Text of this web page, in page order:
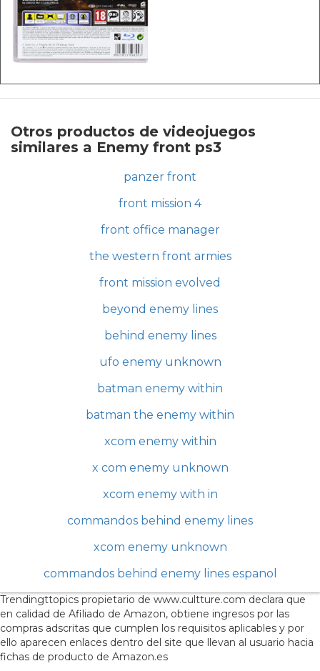
Otros productos de videojuegos
similares a Enemy front ps3
panzer front
front mission 4
front office manager
the western front armies
front mission evolved
beyond enemy lines
behind enemy lines
ufo enemy unknown
batman enemy within
batman the enemy within
xcom enemy within
x com enemy unknown
xcom enemy with in
commandos behind enemy lines
xcom enemy unknown
commandos behind enemy lines espanol
Trendingttopics propietario de www.cultture.com declara que
en calidad de Afiliado de Amazon, obtiene ingresos por las
compras adscritas que cumplen los requisitos aplicables y por
ello aparecen enlaces dentro del site que llevan al usuario hacia
fichas de producto de Amazon.es